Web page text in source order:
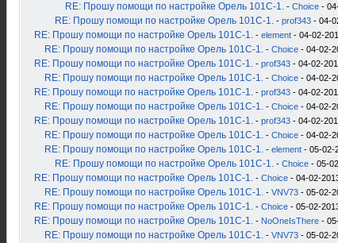
RE: Прошу помощи по настройке Орель 101С-1. - Choice -
RE: Прошу помощи по настройке Орель 101С-1. - prof343 - 04-
RE: Прошу помощи по настройке Орель 101С-1. - element - 04-02-
RE: Прошу помощи по настройке Орель 101С-1. - Choice - 04-02-
RE: Прошу помощи по настройке Орель 101С-1. - prof343 - 04-02-
RE: Прошу помощи по настройке Орель 101С-1. - Choice - 04-02-
RE: Прошу помощи по настройке Орель 101С-1. - prof343 - 04-02-
RE: Прошу помощи по настройке Орель 101С-1. - Choice - 04-02-
RE: Прошу помощи по настройке Орель 101С-1. - prof343 - 04-02-
RE: Прошу помощи по настройке Орель 101С-1. - Choice - 04-02-
RE: Прошу помощи по настройке Орель 101С-1. - element - 05-02-
RE: Прошу помощи по настройке Орель 101С-1. - Choice - 05-
RE: Прошу помощи по настройке Орель 101С-1. - Choice - 04-02-
RE: Прошу помощи по настройке Орель 101С-1. - VNV73 - 05-02-
RE: Прошу помощи по настройке Орель 101С-1. - Choice - 05-02-
RE: Прошу помощи по настройке Орель 101С-1. - NoOneIsThere -
RE: Прошу помощи по настройке Орель 101С-1. - VNV73 - 05-02-